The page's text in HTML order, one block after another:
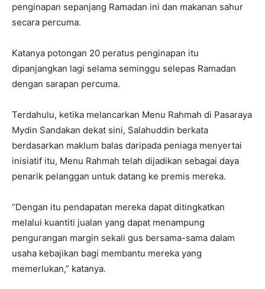
penginapan sepanjang Ramadan ini dan makanan sahur
secara percuma.
Katanya potongan 20 peratus penginapan itu
dipanjangkan lagi selama seminggu selepas Ramadan
dengan sarapan percuma.
Terdahulu, ketika melancarkan Menu Rahmah di Pasaraya
Mydin Sandakan dekat sini, Salahuddin berkata
berdasarkan maklum balas daripada peniaga menyertai
inisiatif itu, Menu Rahmah telah dijadikan sebagai daya
penarik pelanggan untuk datang ke premis mereka.
“Dengan itu pendapatan mereka dapat ditingkatkan
melalui kuantiti jualan yang dapat menampung
pengurangan margin sekali gus bersama-sama dalam
usaha kebajikan bagi membantu mereka yang
memerlukan,” katanya.